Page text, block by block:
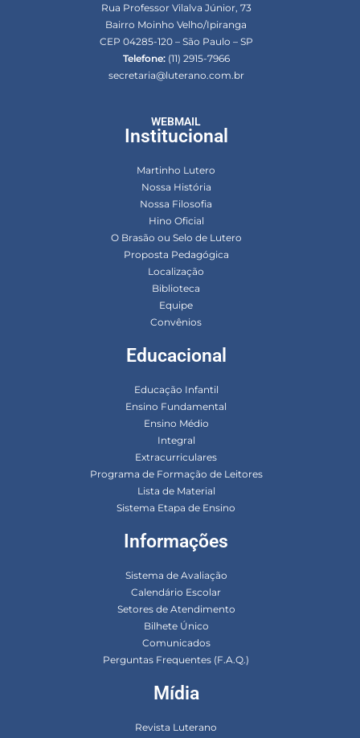
Rua Professor Vilalva Júnior, 73
Bairro Moinho Velho/Ipiranga
CEP 04285-120 – São Paulo – SP
Telefone:(11) 2915-7966
secretaria@luterano.com.br
WEBMAIL
Institucional
Martinho Lutero
Nossa História
Nossa Filosofia
Hino Oficial
O Brasão ou Selo de Lutero
Proposta Pedagógica
Localização
Biblioteca
Equipe
Convênios
Educacional
Educação Infantil
Ensino Fundamental
Ensino Médio
Integral
Extracurriculares
Programa de Formação de Leitores
Lista de Material
Sistema Etapa de Ensino
Informações
Sistema de Avaliação
Calendário Escolar
Setores de Atendimento
Bilhete Único
Comunicados
Perguntas Frequentes (F.A.Q.)
Mídia
Revista Luterano